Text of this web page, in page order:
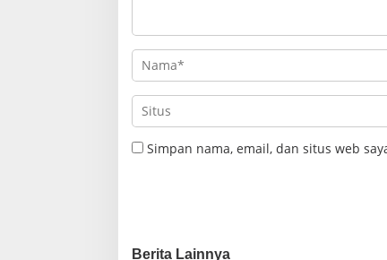
Simpan nama, email, dan situs web
Berita Lainnya